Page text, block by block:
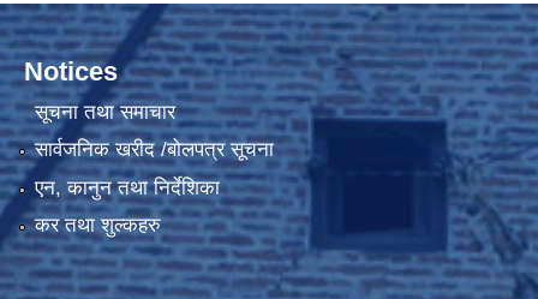
Notices
सूचना तथा समाचार
सार्वजनिक खरीद /बोलपत्र सूचना
एन, कानुन तथा निर्देशिका
कर तथा शुल्कहरु